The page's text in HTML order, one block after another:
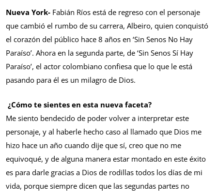
Nueva York- Fabián Ríos está de regreso con el personaje
que cambió el rumbo de su carrera, Albeiro, quien conquistó
el corazón del público hace 8 años en ‘Sin Senos No Hay
Paraíso’. Ahora en la segunda parte, de ‘Sin Senos Sí Hay
Paraíso’, el actor colombiano confiesa que lo que le está
pasando para él es un milagro de Dios.
¿Cómo te sientes en esta nueva faceta?
Me siento bendecido de poder volver a interpretar este
personaje, y al haberle hecho caso al llamado que Dios me
hizo hace un año cuando dije que sí, creo que no me
equivoqué, y de alguna manera estar montado en este éxito
es para darle gracias a Dios de rodillas todos los días de mi
vida, porque siempre dicen que las segundas partes no